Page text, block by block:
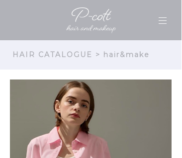
HAIR CATALOGUE > hair&make